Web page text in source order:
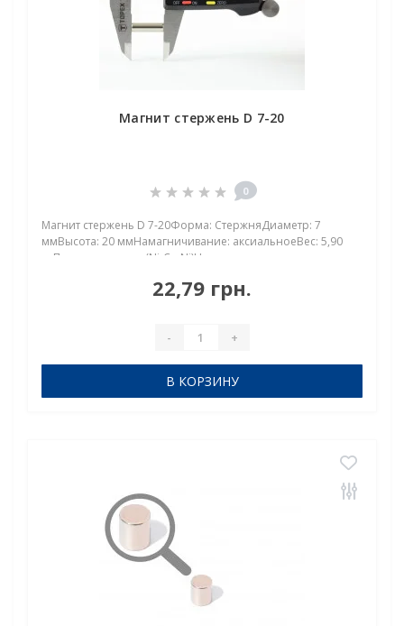
Магнит стержень D 7-20
0
Магнит стержень D 7-20Форма: СтержняДиаметр: 7
ммВысота: 20 ммНамагничивание: аксиальноеВес: 5,90
грПокрыт. никель.: (Ni-Cu-Ni)Намагничивание:
использования: до 80°CНеодимовый магнит стержень
22,79 грн.
- +
В КОРЗИНУ